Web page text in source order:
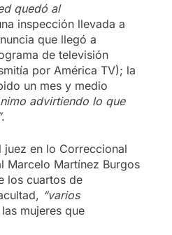
quedó al
inspección llevada a
que llegó a
de televisión
por América TV); la
un mes y medio
advirtiendo lo que
.
juez en lo Correccional
Marcelo Martínez Burgos
los cuartos de
“varios
mujeres que